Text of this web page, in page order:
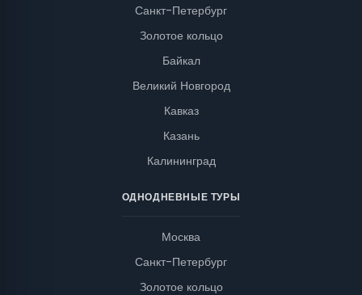
Санкт-Петербург
Золотое кольцо
Байкал
Великий Новгород
Кавказ
Казань
Калининград
ОДНОДНЕВНЫЕ ТУРЫ
Москва
Санкт-Петербург
Золотое кольцо